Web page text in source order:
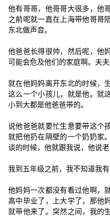
他有哥哥，他哥哥大很多，他
之前呢就一直在上海带他哥哥
东北做声音。
他爸爸长得很帅，然后呢，他
可能会危及他们的家庭啊。夫夫
就在他妈妈离开东北的时候，
这么一个小孩儿，就是他。就
小到大都是他爸爸带的。
说他爸爸就要忙生意要带这个
就把他扔在隔壁的一个奶奶家
谈的时候，他就跟我说，他说老
我到五年级之前，我不知道我有
他妈妈一次都没有看过他啊，
高中毕业了，上大学了，那他
就带他来了。突然之间，我的